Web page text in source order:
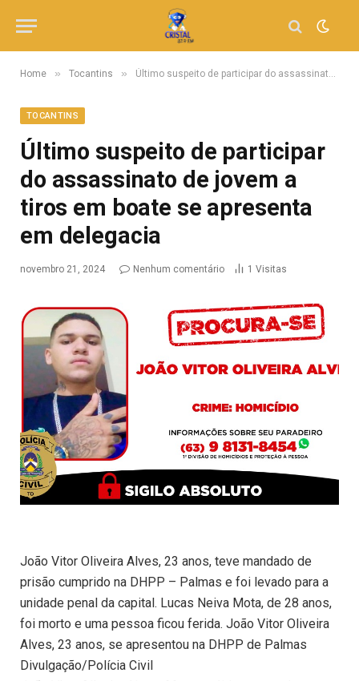
Home » Tocantins » Último suspeito de participar do assassinato de jovem a tiros em boate se apresenta em delegacia
TOCANTINS
Último suspeito de participar
do assassinato de jovem a
tiros em boate se apresenta
em delegacia
novembro 21, 2024 Nenhum comentário 1 Visitas
João Vitor Oliveira Alves, 23 anos, teve mandado de
prisão cumprido na DHPP – Palmas e foi levado para a
unidade penal da capital. Lucas Neiva Mota, de 28 anos,
foi morto e uma pessoa ficou ferida. João Vitor Oliveira
Alves, 23 anos, se apresentou na DHPP de Palmas
Divulgação/Polícia Civil